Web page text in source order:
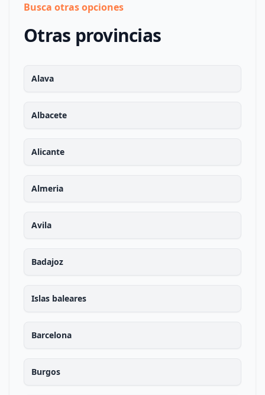
Busca otras opciones
Otras provincias
Alava
Albacete
Alicante
Almeria
Avila
Badajoz
Islas baleares
Barcelona
Burgos